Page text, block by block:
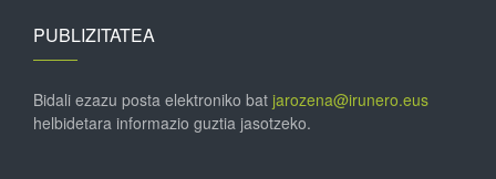
PUBLIZITATEA
Bidali ezazu posta elektroniko bat jarozena@irunero.eus
helbidetara informazio guztia jasotzeko.